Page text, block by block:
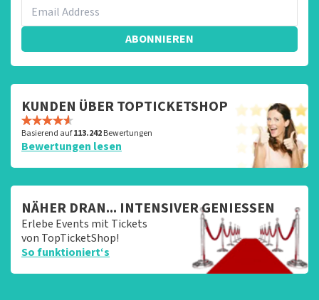
ABONNIEREN
KUNDEN ÜBER TOPTICKETSHOP
Basierend auf113.242Bewertungen
Bewertungen lesen
NÄHER DRAN... INTENSIVER GENIESSEN
Erlebe Events mit Tickets
von TopTicketShop!
So funktioniert‘s